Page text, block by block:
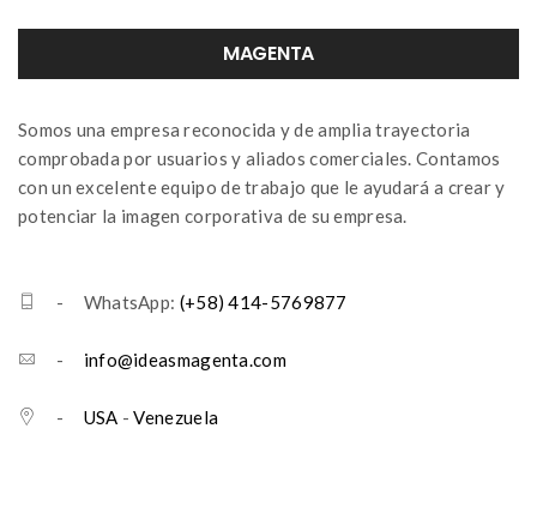
MAGENTA
Somos una empresa reconocida y de amplia trayectoria
comprobada por usuarios y aliados comerciales. Contamos
con un excelente equipo de trabajo que le ayudará a crear y
potenciar la imagen corporativa de su empresa.
- WhatsApp: (+58) 414-5769877
- info@ideasmagenta.com
- USA -Venezuela